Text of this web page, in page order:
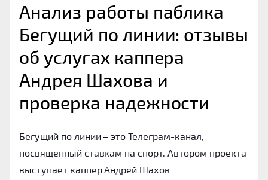
Анализ работы паблика
Бегущий по линии: отзывы
об услугах каппера
Андрея Шахова и
проверка надежности
Бегущий по линии – это Телеграм-канал,
посвященный ставкам на спорт. Автором проекта
выступает каппер Андрей Шахов